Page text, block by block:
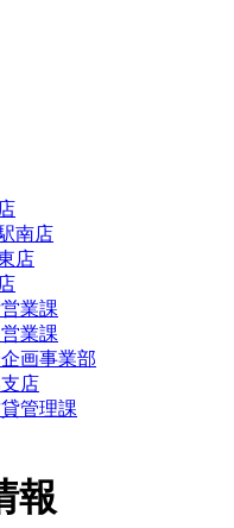
南店
店
業課
業課
画事業部
店
管理課
報